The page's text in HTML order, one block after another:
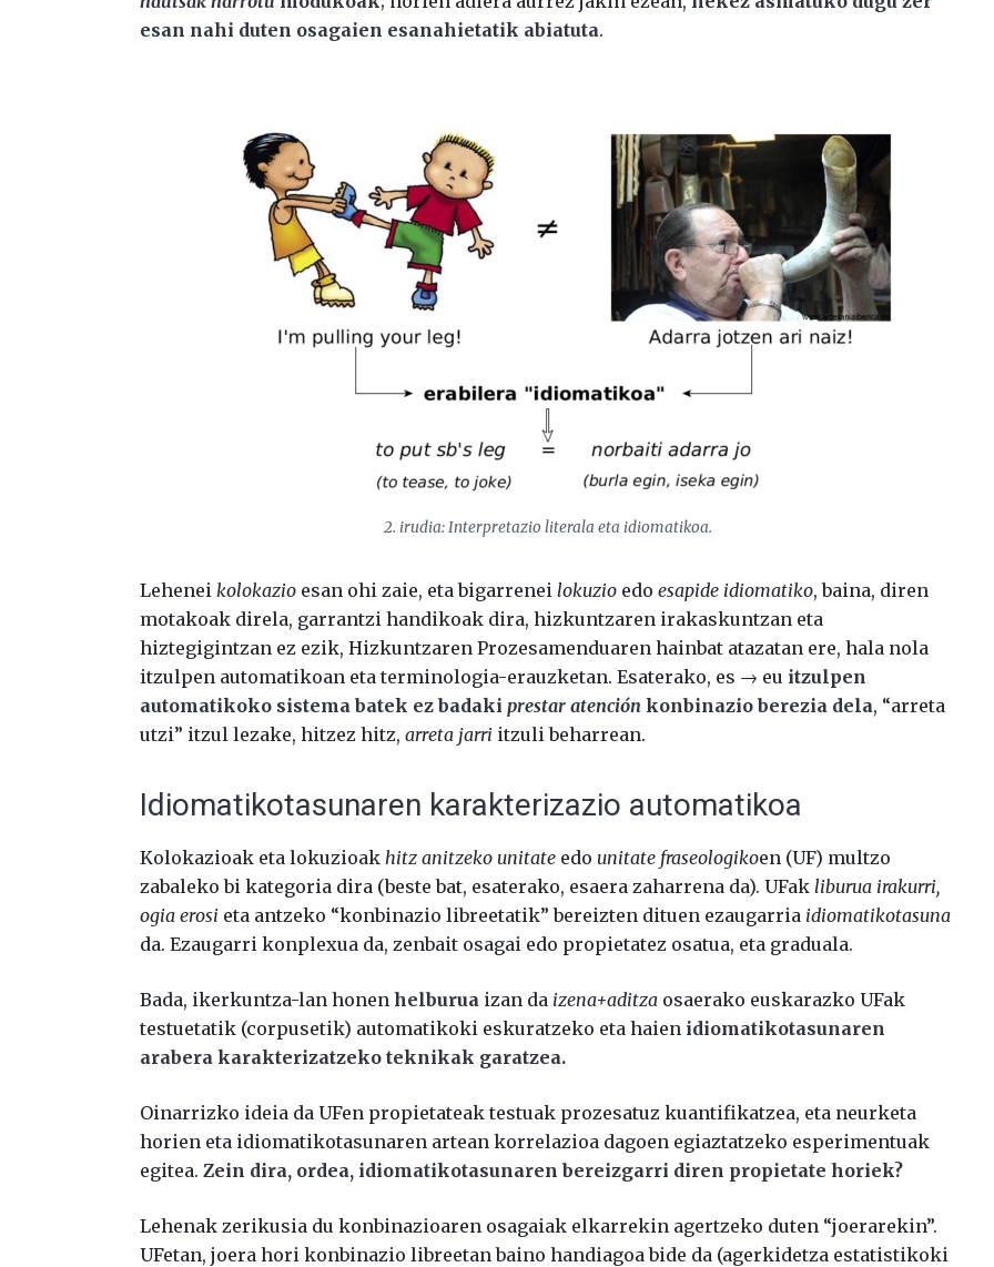
esan nahi duten osagaien esanahietatik abiatuta.
2. irudia: Interpretazio literala eta idiomatikoa.
Leheneikolokazio esan ohi zaie, eta bigarreneilokuzio edoesapide idiomatiko, baina, diren
motakoak direla, garrantzi handikoak dira, hizkuntzaren irakaskuntzan eta
hiztegigintzan ez ezik, Hizkuntzaren Prozesamenduaren hainbat atazatan ere, hala nola
itzulpen automatikoan eta terminologia-erauzketan. Esaterako, es → eu itzulpen
automatikoko sistema batek ez badakiprestar atención konbinazio berezia dela, “arreta
utzi” itzul lezake, hitzez hitz,arreta jarri itzuli beharrean.
Idiomatikotasunaren karakterizazio automatikoa
Kolokazioak eta lokuzioakhitz anitzeko unitate edo unitate fraseologikoen (UF) multzo
zabaleko bi kategoria dira (beste bat, esaterako, esaera zaharrena da). UFakliburua irakurri,
ogia erosi eta antzeko “konbinazio libreetatik” bereizten dituen ezaugarria idiomatikotasuna
da. Ezaugarri konplexua da, zenbait osagai edo propietatez osatua, eta graduala.
Bada, ikerkuntza-lan honenhelburua izan da izena+aditza osaerako euskarazko UFak
testuetatik (corpusetik) automatikoki eskuratzeko eta haien idiomatikotasunaren
arabera karakterizatzeko teknikak garatzea.
Oinarrizko ideia da UFen propietateak testuak prozesatuz kuantifikatzea, eta neurketa
horien eta idiomatikotasunaren artean korrelazioa dagoen egiaztatzeko esperimentuak
egitea.Zein dira, ordea, idiomatikotasunaren bereizgarri diren propietate horiek?
Lehenak zerikusia du konbinazioaren osagaiak elkarrekin agertzeko duten “joerarekin”.
UFetan, joera hori konbinazio libreetan baino handiagoa bide da (agerkidetza estatistikoki